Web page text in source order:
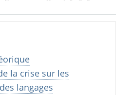
la crise sur les
langages